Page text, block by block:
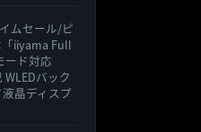
ムセール/ピ
iiyama Full
ード対応
WLEDバック
晶ディスプ